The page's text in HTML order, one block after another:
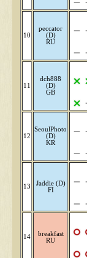
10
peccator
(D)
RU
11
dch888
(D)
GB
12
SeoulPhoto
(D)
KR
13
Jaddie (D)
FI
14
breakfast
RU